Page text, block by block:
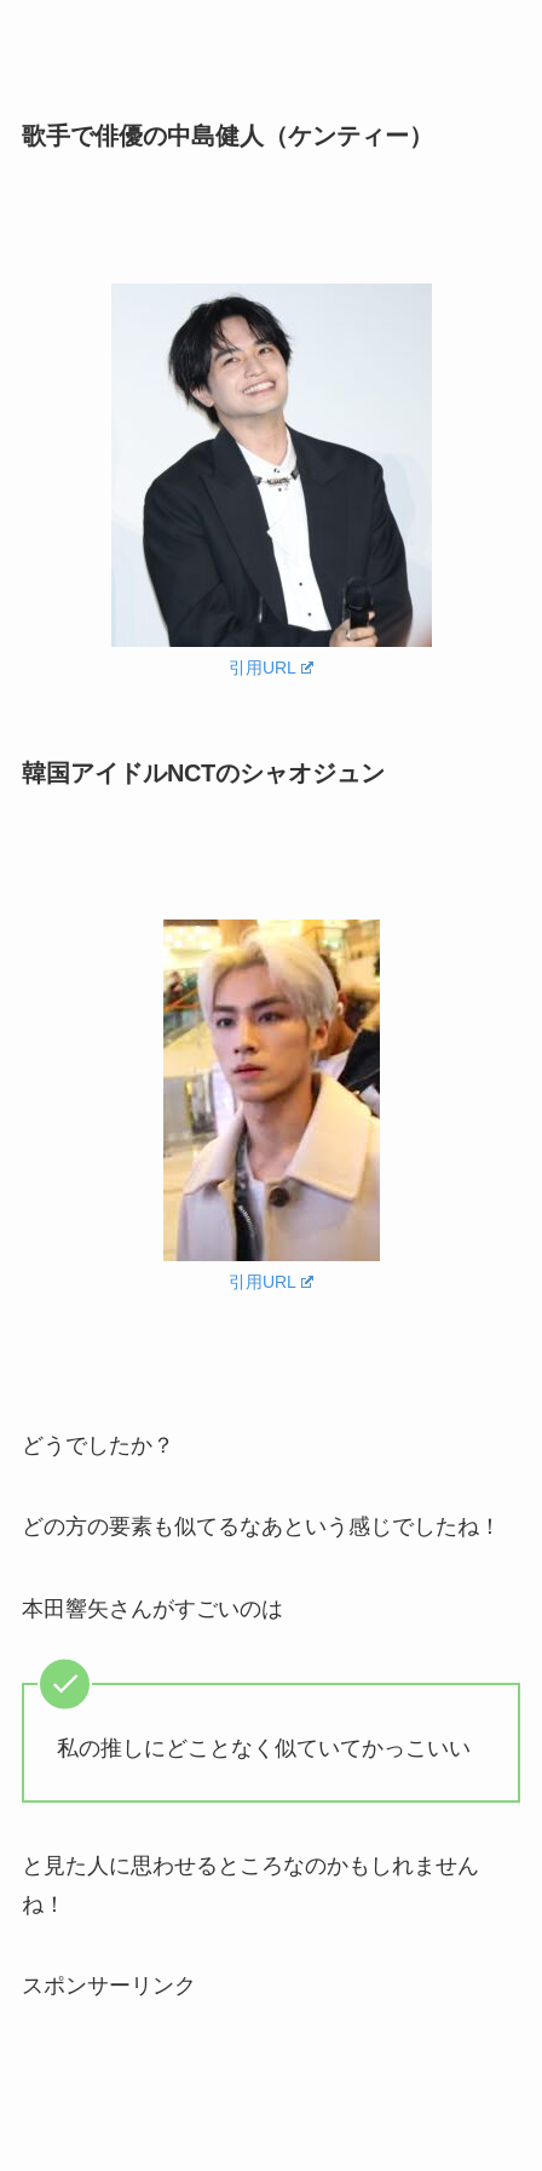
歌手で俳優の中島健人（ケンティー）
引用URL
韓国アイドルNCTのシャオジュン
引用URL
どうでしたか？
どの方の要素も似てるなあという感じでしたね！
本田響矢さんがすごいのは
私の推しにどことなく似ていてかっこいい
と見た人に思わせるところなのかもしれません
ね！
スポンサーリンク